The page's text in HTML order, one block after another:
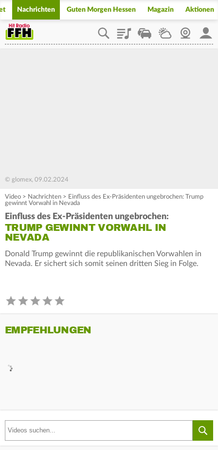
Nachrichten Guten Morgen Hessen Magazin Aktionen
PlaylistStaupilotWetterWebcam
© glomex, 09.02.2024
Video > Nachrichten > Einfluss des Ex-Präsidenten ungebrochen: Trump
gewinnt Vorwahl in Nevada
Einfluss des Ex-Präsidenten ungebrochen:
TRUMP GEWINNT VORWAHL IN
NEVADA
Donald Trump gewinnt die republikanischen Vorwahlen in
Nevada. Er sichert sich somit seinen dritten Sieg in Folge.
EMPFEHLUNGEN